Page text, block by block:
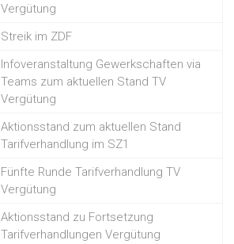
Vergütung
Streik im ZDF
Infoveranstaltung Gewerkschaften via
Teams zum aktuellen Stand TV
Vergütung
Aktionsstand zum aktuellen Stand
Tarifverhandlung im SZ1
Fünfte Runde Tarifverhandlung TV
Vergütung
Aktionsstand zu Fortsetzung
Tarifverhandlungen Vergütung